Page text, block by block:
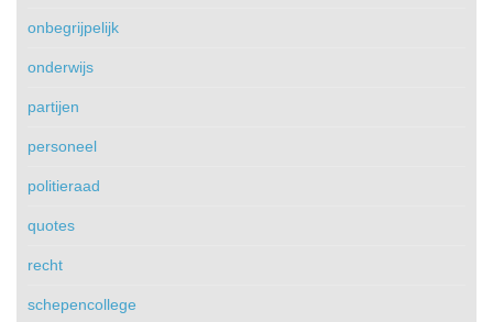
onbegrijpelijk
onderwijs
partijen
personeel
politieraad
quotes
recht
schepencollege